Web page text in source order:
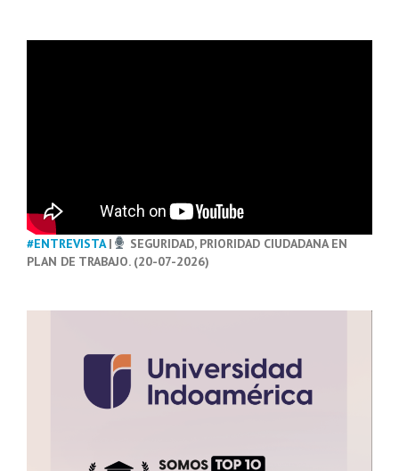
#ENTREVISTA|
SEGURIDAD, PRIORIDAD CIUDADANA EN
PLAN DE TRABAJO. (20-07-2026)